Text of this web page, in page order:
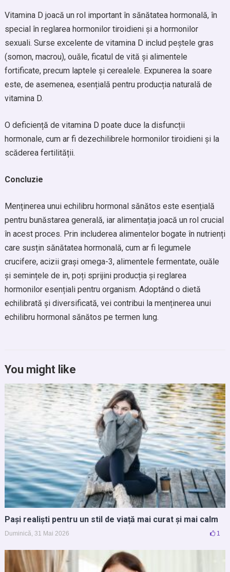
Vitamina D joacă un rol important în sănătatea hormonală, în
special în reglarea hormonilor tiroidieni și a hormonilor
sexuali. Surse excelente de vitamina D includ peștele gras
(somon, macrou), ouăle, ficatul de vită și alimentele
fortificate, precum laptele și cerealele. Expunerea la soare
este, de asemenea, esențială pentru producția naturală de
vitamina D.
O deficiență de vitamina D poate duce la disfuncții
hormonale, cum ar fi dezechilibrele hormonilor tiroidieni și la
scăderea fertilității.
Concluzie
Menținerea unui echilibru hormonal sănătos este esențială
pentru bunăstarea generală, iar alimentația joacă un rol crucial
în acest proces. Prin includerea alimentelor bogate în nutrienți
care susțin sănătatea hormonală, cum ar fi legumele
crucifere, acizii grași omega-3, alimentele fermentate, ouăle
și semințele de in, poți sprijini producția și reglarea
hormonilor esențiali pentru organism. Adoptând o dietă
echilibrată și diversificată, vei contribui la menținerea unui
echilibru hormonal sănătos pe termen lung.
You might like
Pași realiști pentru un stil de viață mai curat și mai calm
Duminică, 31 Mai 2026 1